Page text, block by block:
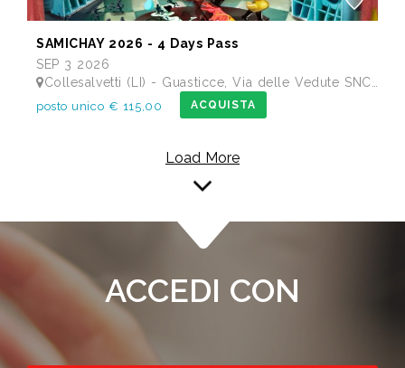
SAMICHAY 2026 - 4 Days Pass
SEP 3 2026
Collesalvetti (LI) - Guasticce, Via delle Vedute SNC - Lago Alberto, Tenuta Bellavista Insuese
posto unico € 115,00 ACQUISTA
Load More
ACCEDI CON